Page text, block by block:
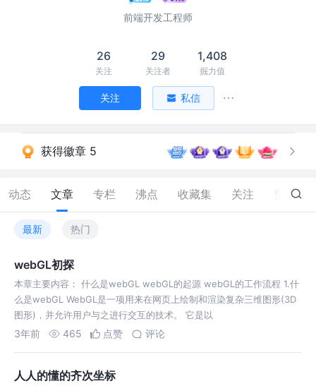
前端开发工程师
26
关注
29
关注者
1,408
掘力值
关注 私信
获得徽章 5
动态 文章 专栏 沸点 收藏集 关注 41
最新 热门
webGL初探
本章主要内容： 什么是webGL webGL的起源 webGL的工作流程 1.什
么是webGL WebGL是一项用来在网页上绘制和渲染复杂三维图形(3D
图形)，并允许用户与之进行交互的技术。 它是以
3年前 465 点赞 评论
人人的懂的齐次坐标